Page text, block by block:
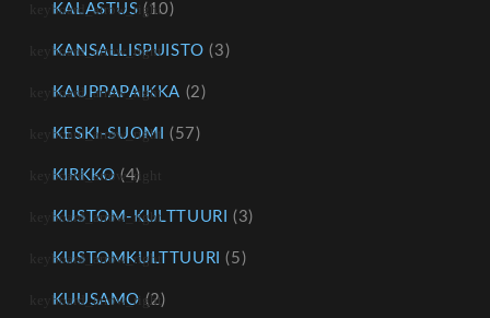
KALASTUS (10)
KANSALLISPUISTO (3)
KAUPPAPAIKKA (2)
KESKI-SUOMI (57)
KIRKKO (4)
KUSTOM-KULTTUURI (3)
KUSTOMKULTTUURI (5)
KUUSAMO (2)